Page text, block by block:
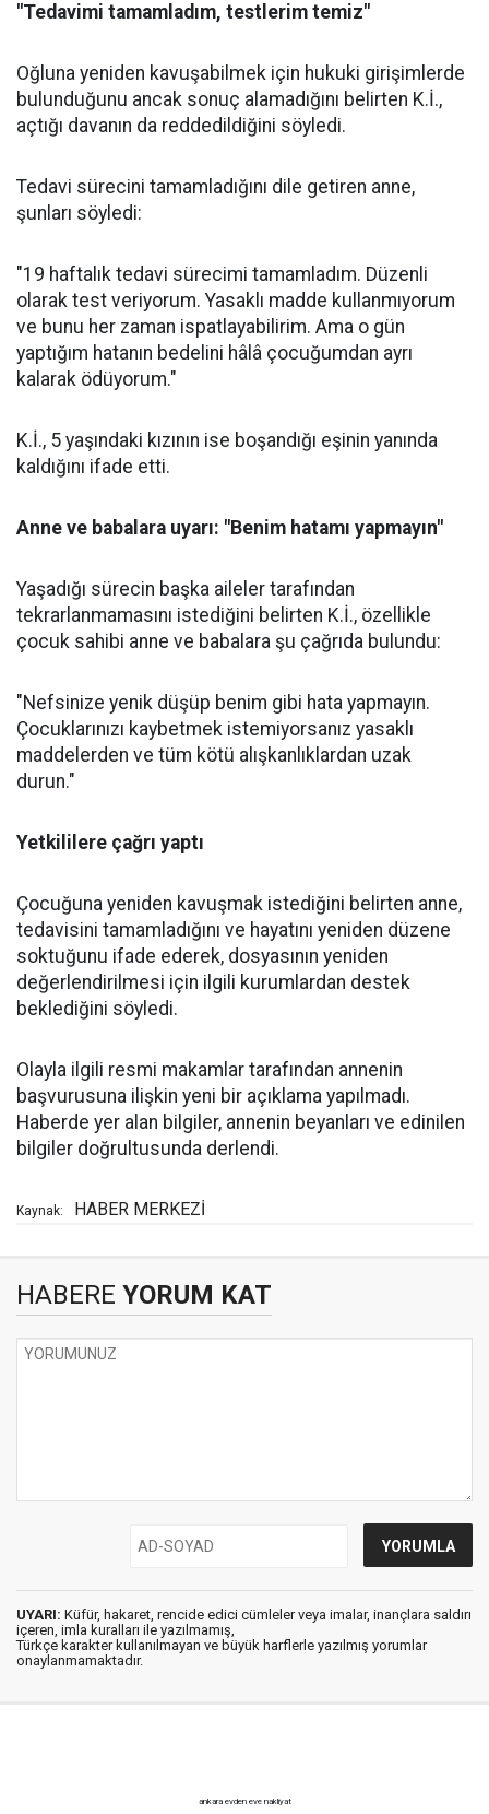
"Tedavimi tamamladım, testlerim temiz"
Oğluna yeniden kavuşabilmek için hukuki girişimlerde
bulunduğunu ancak sonuç alamadığını belirten K.İ.,
açtığı davanın da reddedildiğini söyledi.
Tedavi sürecini tamamladığını dile getiren anne,
şunları söyledi:
"19 haftalık tedavi sürecimi tamamladım. Düzenli
olarak test veriyorum. Yasaklı madde kullanmıyorum
ve bunu her zaman ispatlayabilirim. Ama o gün
yaptığım hatanın bedelini hâlâ çocuğumdan ayrı
kalarak ödüyorum."
K.İ., 5 yaşındaki kızının ise boşandığı eşinin yanında
kaldığını ifade etti.
Anne ve babalara uyarı: "Benim hatamı yapmayın"
Yaşadığı sürecin başka aileler tarafından
tekrarlanmamasını istediğini belirten K.İ., özellikle
çocuk sahibi anne ve babalara şu çağrıda bulundu:
"Nefsinize yenik düşüp benim gibi hata yapmayın.
Çocuklarınızı kaybetmek istemiyorsanız yasaklı
maddelerden ve tüm kötü alışkanlıklardan uzak
durun."
Yetkililere çağrı yaptı
Çocuğuna yeniden kavuşmak istediğini belirten anne,
tedavisini tamamladığını ve hayatını yeniden düzene
soktuğunu ifade ederek, dosyasının yeniden
değerlendirilmesi için ilgili kurumlardan destek
beklediğini söyledi.
Olayla ilgili resmi makamlar tarafından annenin
başvurusuna ilişkin yeni bir açıklama yapılmadı.
Haberde yer alan bilgiler, annenin beyanları ve edinilen
bilgiler doğrultusunda derlendi.
Kaynak: HABER MERKEZİ
HABERE YORUM KAT
UYARI: Küfür, hakaret, rencide edici cümleler veya imalar, inançlara saldırı
içeren, imla kuralları ile yazılmamış,
Türkçe karakter kullanılmayan ve büyük harflerle yazılmış yorumlar
onaylanmamaktadır.
ankara evden eve nakliyat